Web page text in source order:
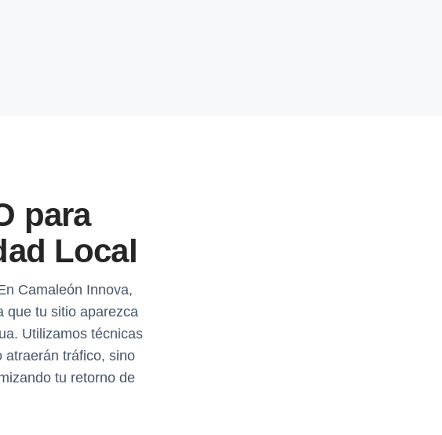
para
Local
Camaleón Innova,
que tu sitio aparezca
Utilizamos técnicas
atraerán tráfico, sino
tu retorno de